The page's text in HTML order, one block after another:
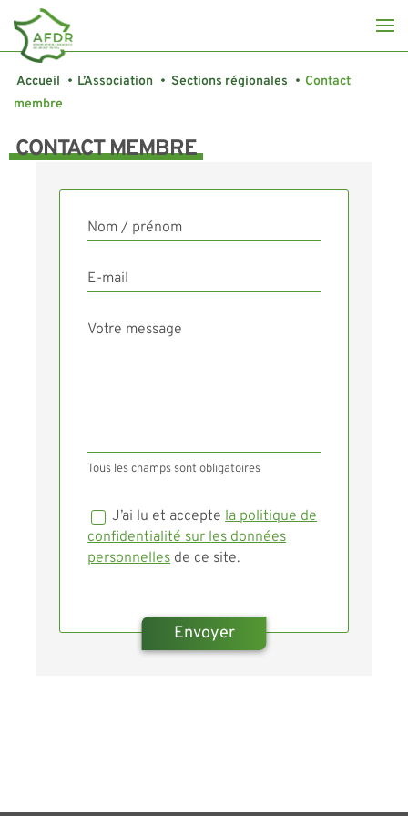
Accueil • L’Association • Sections régionales • Contact
membre
CONTACT MEMBRE
Nom / prénom
E-mail
Votre message
Tous les champs sont obligatoires
J’ai lu et accepte la politique de
confidentialité sur les données
personnelles de ce site.